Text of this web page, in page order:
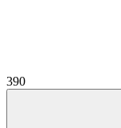
390